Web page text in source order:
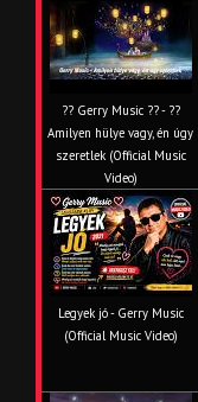
?? Gerry Music ?? - ??
Amilyen hülye vagy, én úgy
szeretlek (Official Music
Video)
Legyek jó - Gerry Music
(Official Music Video)